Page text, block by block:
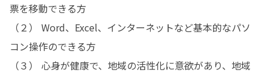
票を移動できる方
（２） Word、Excel、インターネットなど基本的なパソ
コン操作のできる方
（３） 心身が健康で、地域の活性化に意欲があり、地域